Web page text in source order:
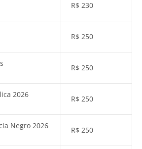
R$ 230
R$ 250
R$ 250
2026 R$ 250
Negro 2026 R$ 250